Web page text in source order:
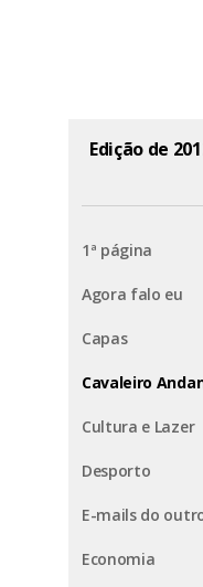
Edição de
1ª página
Agora falo eu
Capas
Cavaleiro
Cultura e Lazer
Desporto
E-mails do
Economia